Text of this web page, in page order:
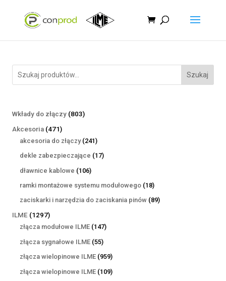
Szukaj
Wkłady do złączy 803803
Akcesoria 471471
produktów
akcesoria do złączy 241241
produktów
dekle zabezpieczające 1717
dławnice kablowe 106106
produktów
ramki montażowe systemu modułowego 1818
produktów
zaciskarki i narzędzia do zaciskania pinów 8989
ILME 12971297
produktów
złącza modułowe ILME 147147
złącza sygnałowe ILME 5555
produktów
złącza wielopinowe ILME 959959
produktów
złącza wielopinowe ILME 109109